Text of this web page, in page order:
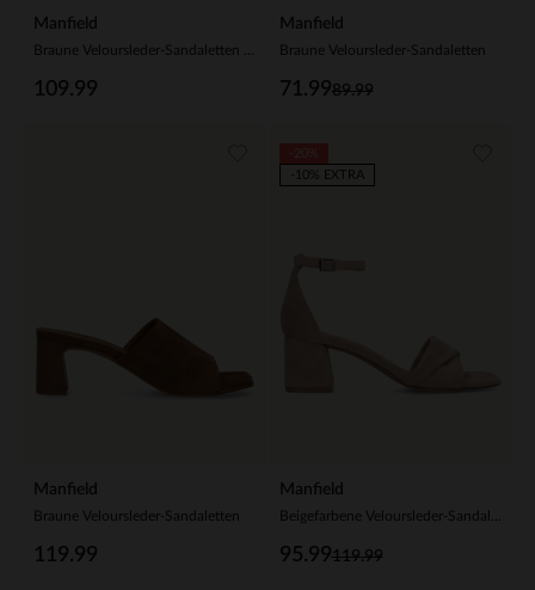
Manfield
109.99
Manfield
Braune Veloursleder-Sandaletten
89.99
71.99
Manfield
Braune Veloursleder-Sandaletten
119.99
Manfield
119.99
95.99
-10% EXTRA